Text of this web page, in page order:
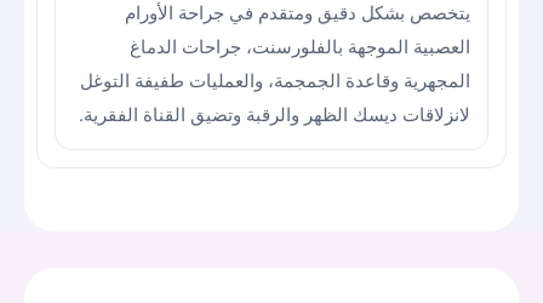
يتخصص بشكل دقيق ومتقدم في جراحة الأورام
العصبية الموجهة بالفلورسنت، جراحات الدماغ
المجهرية وقاعدة الجمجمة، والعمليات طفيفة التوغل
لانزلاقات ديسك الظهر والرقبة وتضيق القناة الفقرية.